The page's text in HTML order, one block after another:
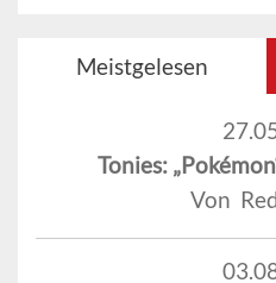
Meistgelesen
Tonies:
Von